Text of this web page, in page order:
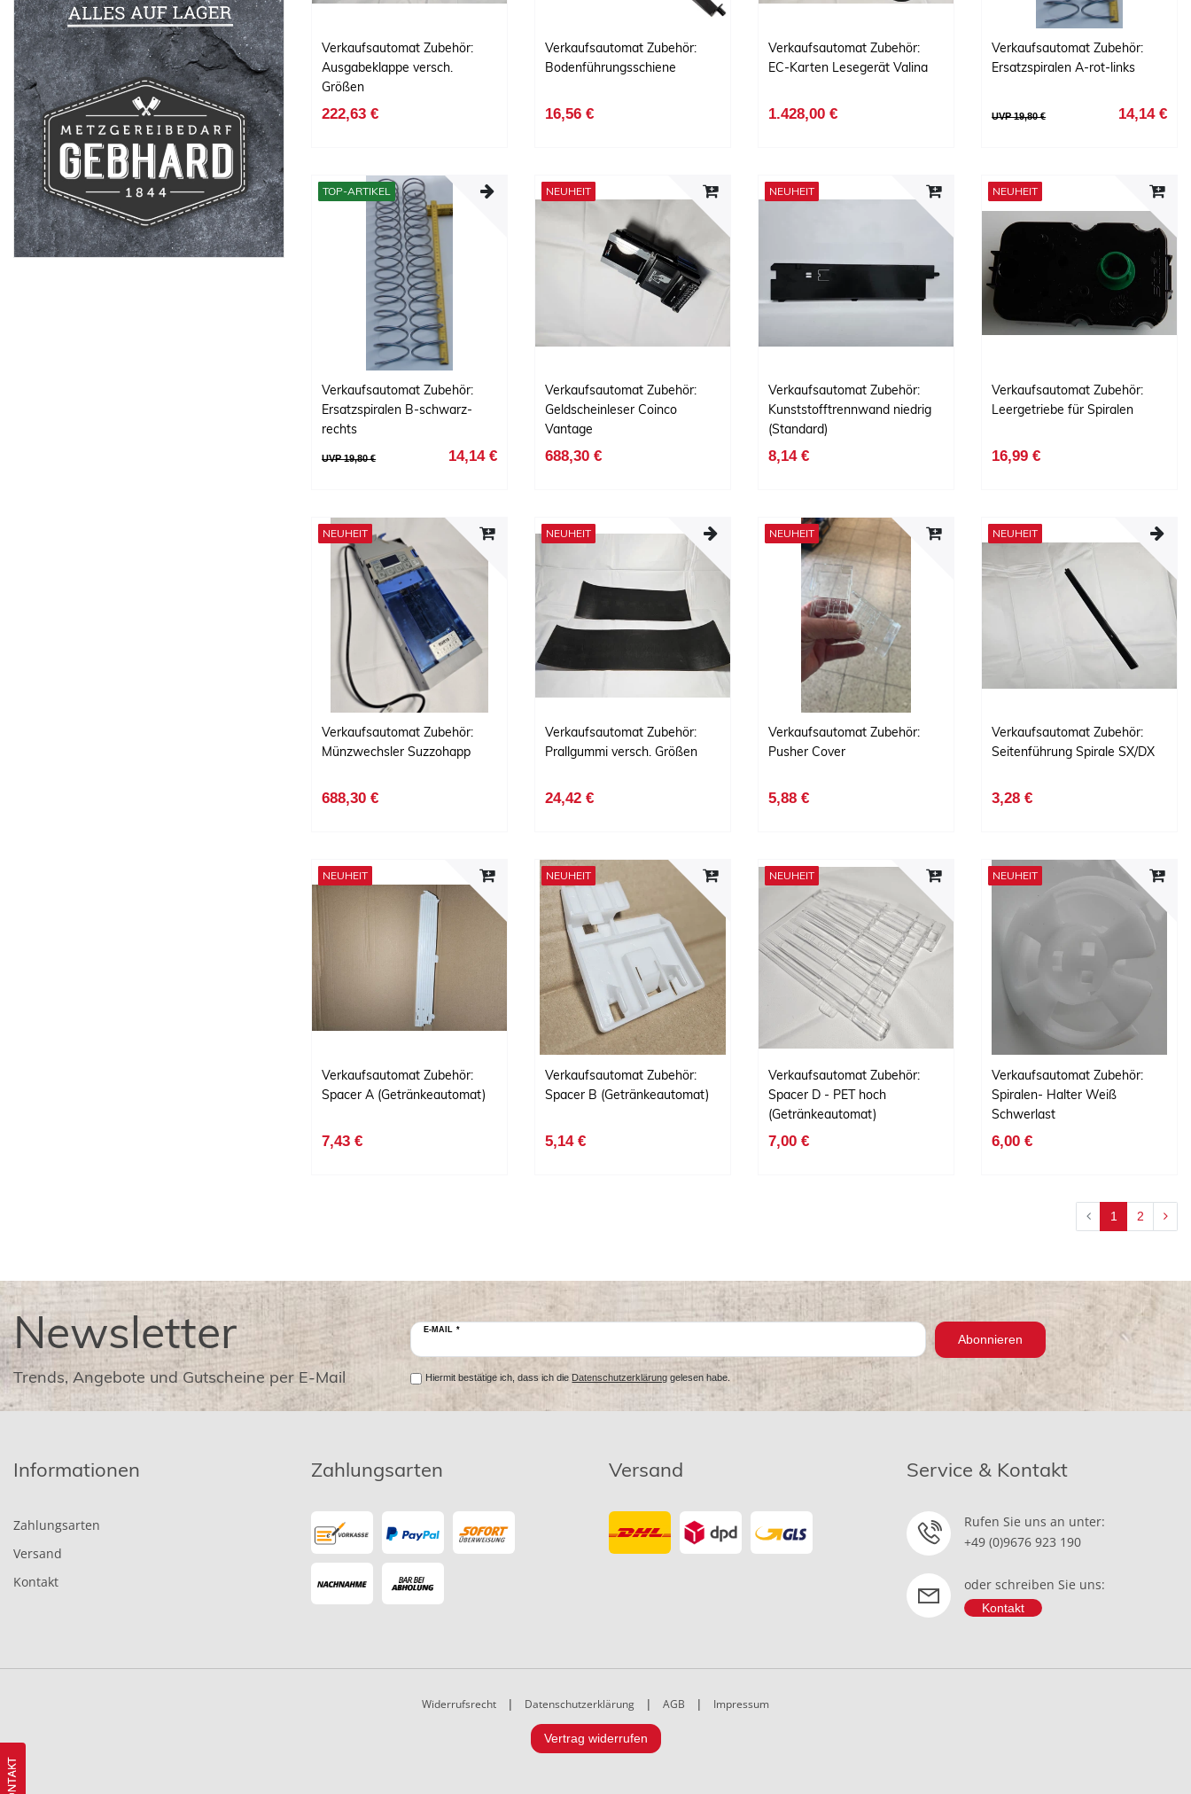
Verkaufsautomat Zubehör:
Ausgabeklappe versch.
Größen
222,63 €
Verkaufsautomat Zubehör:
Bodenführungsschiene
16,56 €
Verkaufsautomat Zubehör:
EC-Karten Lesegerät Valina
1.428,00 €
Verkaufsautomat Zubehör:
Ersatzspiralen A-rot-links
UVP 19,80 € 14,14 €
TOP-ARTIKEL
Verkaufsautomat Zubehör:
Ersatzspiralen B-schwarz-
rechts
UVP 19,80 € 14,14 €
NEUHEIT
Verkaufsautomat Zubehör:
Geldscheinleser Coinco
Vantage
688,30 €
NEUHEIT
Verkaufsautomat Zubehör:
Kunststofftrennwand niedrig
(Standard)
8,14 €
NEUHEIT
Verkaufsautomat Zubehör:
Leergetriebe für Spiralen
16,99 €
NEUHEIT
Verkaufsautomat Zubehör:
Münzwechsler Suzzohapp
688,30 €
NEUHEIT
Verkaufsautomat Zubehör:
Prallgummi versch. Größen
24,42 €
NEUHEIT
Verkaufsautomat Zubehör:
Pusher Cover
5,88 €
NEUHEIT
Verkaufsautomat Zubehör:
Seitenführung Spirale SX/DX
3,28 €
NEUHEIT
Verkaufsautomat Zubehör:
Spacer A (Getränkeautomat)
7,43 €
NEUHEIT
Verkaufsautomat Zubehör:
Spacer B (Getränkeautomat)
5,14 €
NEUHEIT
Verkaufsautomat Zubehör:
Spacer D - PET hoch
(Getränkeautomat)
7,00 €
NEUHEIT
Verkaufsautomat Zubehör:
Spiralen- Halter Weiß
Schwerlast
6,00 €
1 2
Newsletter
Trends, Angebote und Gutscheine per E-Mail
E-MAIL *
Abonnieren
Hiermit bestätige ich, dass ich die Datenschutzerklärunggelesen habe.
Informationen
Zahlungsarten
Versand
Kontakt
Zahlungsarten Versand Service & Kontakt
Rufen Sie uns an unter:
+49 (0)9676 923 190
oder schreiben Sie uns:
Kontakt
Widerrufsrecht | Datenschutzerklärung | AGB | Impressum
Vertrag widerrufen